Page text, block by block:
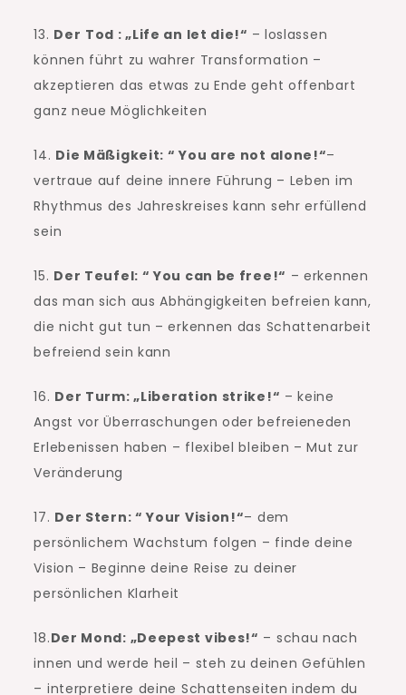
13. Der Tod : „Life an let die!“ – loslassen
können führt zu wahrer Transformation –
akzeptieren das etwas zu Ende geht offenbart
ganz neue Möglichkeiten
14. Die Mäßigkeit: “ You are not alone!“–
vertraue auf deine innere Führung – Leben im
Rhythmus des Jahreskreises kann sehr erfüllend
sein
15. Der Teufel: “ You can be free!“ – erkennen
das man sich aus Abhängigkeiten befreien kann,
die nicht gut tun – erkennen das Schattenarbeit
befreiend sein kann
16. Der Turm: „Liberation strike!“ – keine
Angst vor Überraschungen oder befreieneden
Erlebenissen haben – flexibel bleiben – Mut zur
Veränderung
17. Der Stern: “ Your Vision!“– dem
persönlichem Wachstum folgen – finde deine
Vision – Beginne deine Reise zu deiner
persönlichen Klarheit
18.Der Mond: „Deepest vibes!“ – schau nach
innen und werde heil – steh zu deinen Gefühlen
– interpretiere deine Schattenseiten indem du